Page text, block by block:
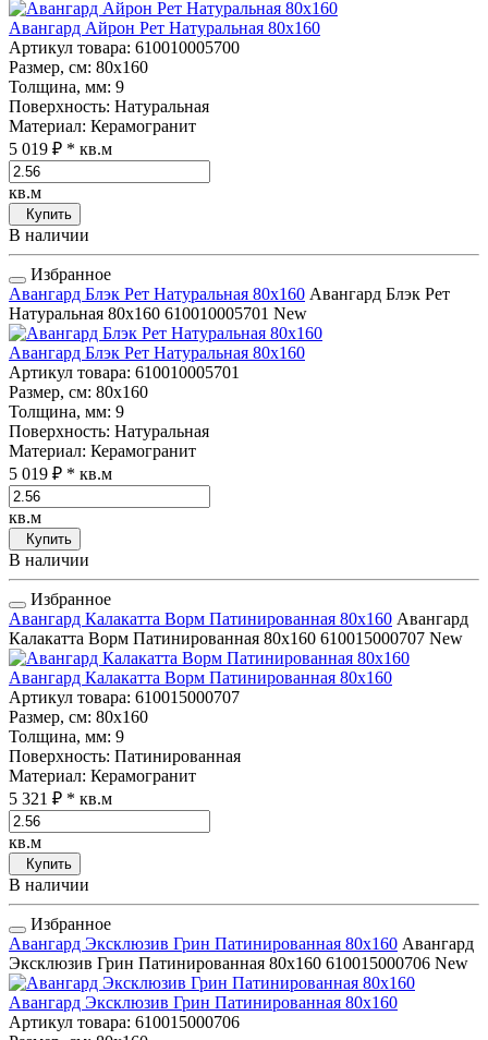
Авангард Айрон Рет Натуральная 80x160
Артикул товара: 610010005700
Размер, см: 80x160
Толщина, мм: 9
Поверхность: Натуральная
Материал: Керамогранит
5 019 ₽ * кв.м
кв.м
Купить
В наличии
Избранное
Авангард Блэк Рет Натуральная 80x160 Авангард Блэк Рет
Натуральная 80x160 610010005701 New
Авангард Блэк Рет Натуральная 80x160
Артикул товара: 610010005701
Размер, см: 80x160
Толщина, мм: 9
Поверхность: Натуральная
Материал: Керамогранит
5 019 ₽ * кв.м
кв.м
Купить
В наличии
Избранное
Авангард Калакатта Ворм Патинированная 80x160 Авангард
Калакатта Ворм Патинированная 80x160 610015000707 New
Авангард Калакатта Ворм Патинированная 80x160
Артикул товара: 610015000707
Размер, см: 80x160
Толщина, мм: 9
Поверхность: Патинированная
Материал: Керамогранит
5 321 ₽ * кв.м
кв.м
Купить
В наличии
Избранное
Авангард Эксклюзив Грин Патинированная 80x160 Авангард
Эксклюзив Грин Патинированная 80x160 610015000706 New
Авангард Эксклюзив Грин Патинированная 80x160
Артикул товара: 610015000706